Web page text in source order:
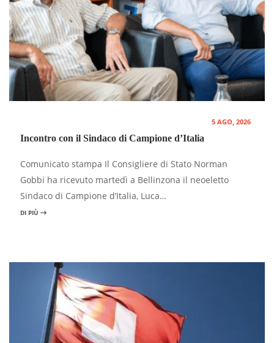
5 AGO, 2026
Incontro con il Sindaco di Campione d’Italia
Comunicato stampa Il Consigliere di Stato Norman
Gobbi ha ricevuto martedì a Bellinzona il neoeletto
Sindaco di Campione d’Italia, Luca…
DI PIÙ